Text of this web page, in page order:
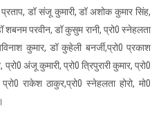
डॉ संजू कुमारी, डॉ अशोक कुमार सिंह,
शबनम परवीन, डॉ कुसुम रानी, प्रो0 स्नेहलता
कुमार, डॉ कुहेली बनर्जी,प्रो0 प्रकाश
अंजू कुमारी, प्रो0 त्रिपुरारी कुमार, प्रो0
राकेश ठाकुर,प्रो0 स्नेहलता होरो, मो0